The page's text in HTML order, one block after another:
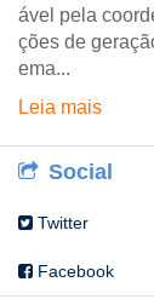
ável pela
ções de
ema...
Leia mais
Social
Twitter
Facebook